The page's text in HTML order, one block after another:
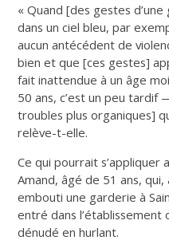
« Quand [des gestes
dans un ciel bleu, par
aucun antécédent de
bien et que [ces gestes]
fait inattendue à un âge
50 ans, c’est un peu tardif
troubles plus organiques]
relève-t-elle.
Ce qui pourrait s’appliquer
Amand, âgé de 51 ans, qui,
embouti une garderie à
entré dans l’établissement
dénudé en hurlant.